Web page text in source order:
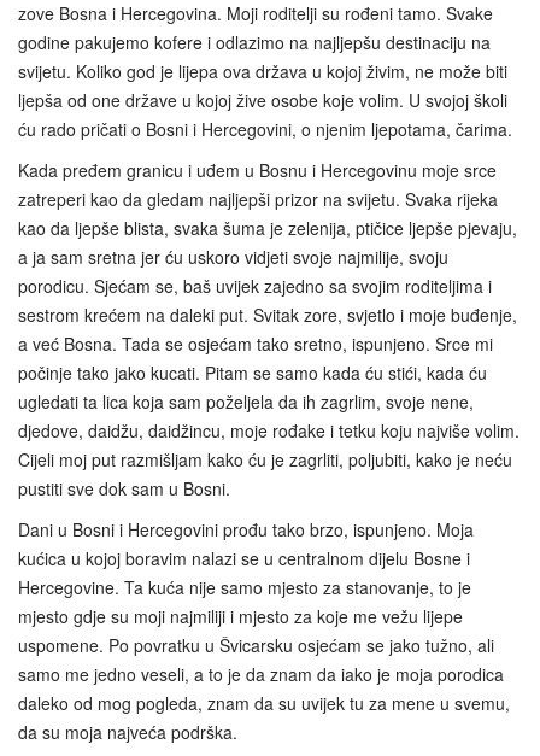
zove Bosna i Hercegovina. Moji roditelji su rođeni tamo. Svake
godine pakujemo kofere i odlazimo na najljepšu destinaciju na
svijetu. Koliko god je lijepa ova država u kojoj živim, ne može biti
ljepša od one države u kojoj žive osobe koje volim. U svojoj školi
ću rado pričati o Bosni i Hercegovini, o njenim ljepotama, čarima.
Kada pređem granicu i uđem u Bosnu i Hercegovinu moje srce
zatreperi kao da gledam najljepši prizor na svijetu. Svaka rijeka
kao da ljepše blista, svaka šuma je zelenija, ptičice ljepše pjevaju,
a ja sam sretna jer ću uskoro vidjeti svoje najmilije, svoju
porodicu. Sjećam se, baš uvijek zajedno sa svojim roditeljima i
sestrom krećem na daleki put. Svitak zore, svjetlo i moje buđenje,
a već Bosna. Tada se osjećam tako sretno, ispunjeno. Srce mi
počinje tako jako kucati. Pitam se samo kada ću stići, kada ću
ugledati ta lica koja sam poželjela da ih zagrlim, svoje nene,
djedove, daidžu, daidžincu, moje rođake i tetku koju najviše volim.
Cijeli moj put razmišljam kako ću je zagrliti, poljubiti, kako je neću
pustiti sve dok sam u Bosni.
Dani u Bosni i Hercegovini prođu tako brzo, ispunjeno. Moja
kućica u kojoj boravim nalazi se u centralnom dijelu Bosne i
Hercegovine. Ta kuća nije samo mjesto za stanovanje, to je
mjesto gdje su moji najmiliji i mjesto za koje me vežu lijepe
uspomene. Po povratku u Švicarsku osjećam se jako tužno, ali
samo me jedno veseli, a to je da znam da iako je moja porodica
daleko od mog pogleda, znam da su uvijek tu za mene u svemu,
da su moja najveća podrška.